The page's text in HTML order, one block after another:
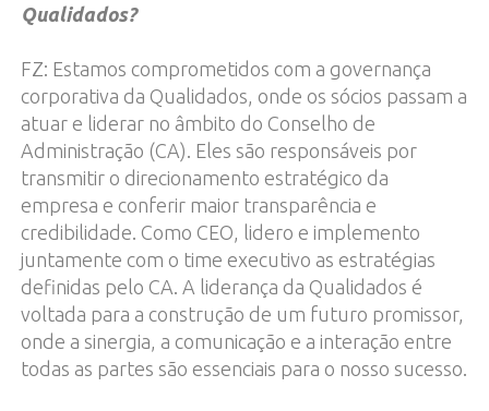
Qualidados?
FZ: Estamos comprometidos com a governança
corporativa da Qualidados, onde os sócios passam a
atuar e liderar no âmbito do Conselho de
Administração (CA). Eles são responsáveis por
transmitir o direcionamento estratégico da
empresa e conferir maior transparência e
credibilidade. Como CEO, lidero e implemento
juntamente com o time executivo as estratégias
definidas pelo CA. A liderança da Qualidados é
voltada para a construção de um futuro promissor,
onde a sinergia, a comunicação e a interação entre
todas as partes são essenciais para o nosso sucesso.